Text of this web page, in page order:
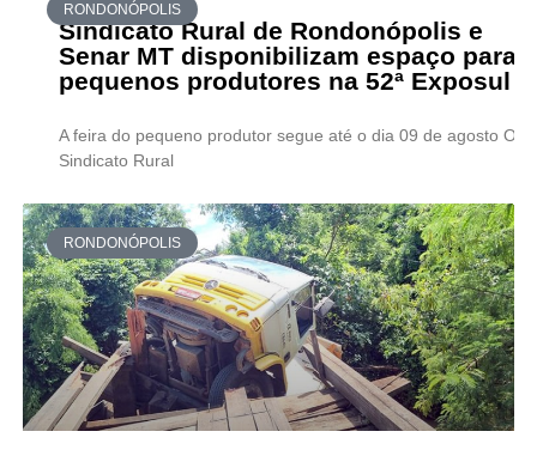
RONDONÓPOLIS
Sindicato Rural de Rondonópolis e
Senar MT disponibilizam espaço para
pequenos produtores na 52ª Exposul
A feira do pequeno produtor segue até o dia 09 de agosto O
Sindicato Rural
RONDONÓPOLIS